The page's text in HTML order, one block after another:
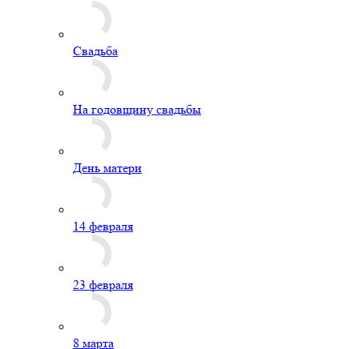
Свадьба
На годовщину свадьбы
День матери
14 февраля
23 февраля
8 марта